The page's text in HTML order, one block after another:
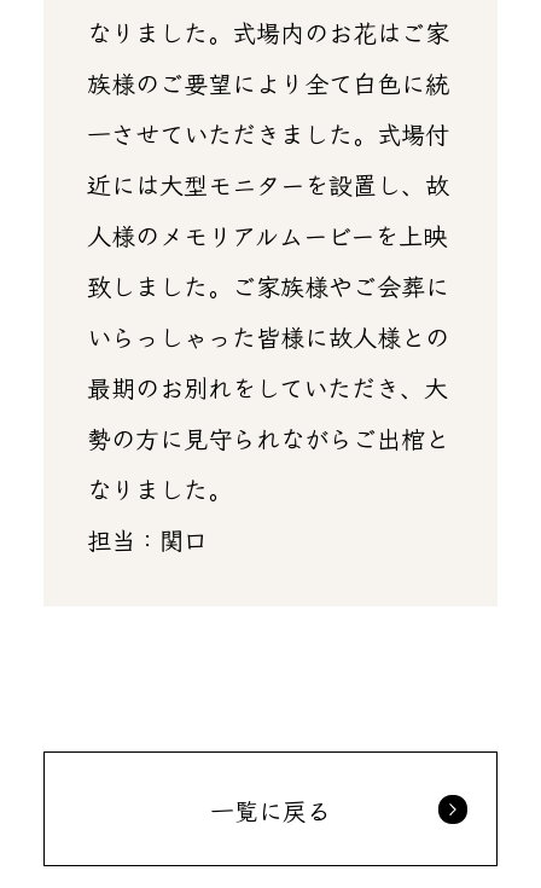
なりました。式場内のお花はご家
族様のご要望により全て白色に統
一させていただきました。式場付
近には大型モニターを設置し、故
人様のメモリアルムービーを上映
致しました。ご家族様やご会葬に
いらっしゃった皆様に故人様との
最期のお別れをしていただき、大
勢の方に見守られながらご出棺と
なりました。
担当：関口
一覧に戻る